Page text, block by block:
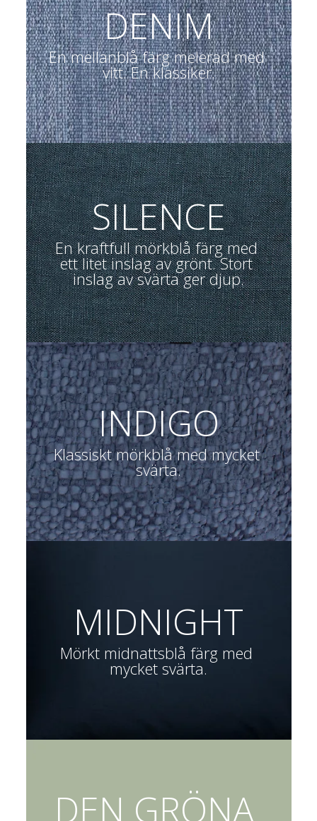
DENIM
En mellanblå färg melerad med
vitt. En klassiker.
SILENCE
En kraftfull mörkblå färg med
ett litet inslag av grönt. Stort
inslag av svärta ger djup.
INDIGO
Klassiskt mörkblå med mycket
svärta.
MIDNIGHT
Mörkt midnattsblå färg med
mycket svärta.
DEN GRÖNA